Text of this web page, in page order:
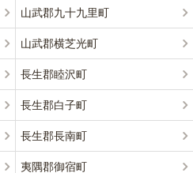
山武郡九十九里町
山武郡横芝光町
長生郡睦沢町
長生郡白子町
長生郡長南町
夷隅郡御宿町